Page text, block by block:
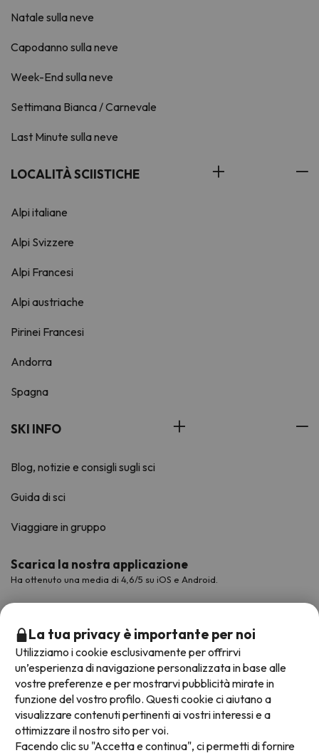
Natale sulla neve
Capodanno sulla neve
Week-End sulla neve
Settimana Bianca / Carnevale
Last Minute sulla neve
LOCALITÀ SCIISTICHE
Alpi italiane
Alpi Svizzere
Alpi Francesi
Alpi austriache
Pirinei Francesi
Andorra
Spagna
SKI INFO
Blog, notizie e consigli sugli sci
Guida di sci
Viaggiare in gruppo
Scarica la nostra applicazione
Ha ottenuto una media di 4,6/5 su iOS e Android.
Metodi di pagamento disponibili
La tua privacy è importante per noi
Utilizziamo i cookie esclusivamente per offrirvi
un’esperienza di navigazione personalizzata in base alle
vostre preferenze e per mostrarvi pubblicità mirate in
funzione del vostro profilo. Questi cookie ci aiutano a
visualizzare contenuti pertinenti ai vostri interessi e a
ottimizzare il nostro sito per voi.
Facendo clic su "Accetta e continua", ci permetti di fornire